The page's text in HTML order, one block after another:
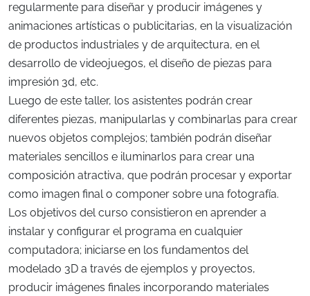
regularmente para diseñar y producir imágenes y
animaciones artísticas o publicitarias, en la visualización
de productos industriales y de arquitectura, en el
desarrollo de videojuegos, el diseño de piezas para
impresión 3d, etc.
Luego de este taller, los asistentes podrán crear
diferentes piezas, manipularlas y combinarlas para crear
nuevos objetos complejos; también podrán diseñar
materiales sencillos e iluminarlos para crear una
composición atractiva, que podrán procesar y exportar
como imagen final o componer sobre una fotografía.
Los objetivos del curso consistieron en aprender a
instalar y configurar el programa en cualquier
computadora; iniciarse en los fundamentos del
modelado 3D a través de ejemplos y proyectos,
producir imágenes finales incorporando materiales